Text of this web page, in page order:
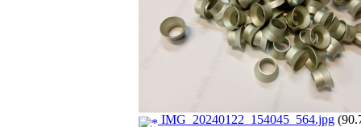
IMG_20240122_154045_564.jpg